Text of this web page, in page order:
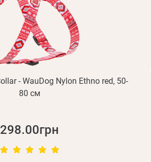
- WauDog Nylon Ethno red, 50-
80 см
298.00грн
Отправить
Регистрация
или с помощью
Вспомнили пароль?
письмо?
Повторить отправку